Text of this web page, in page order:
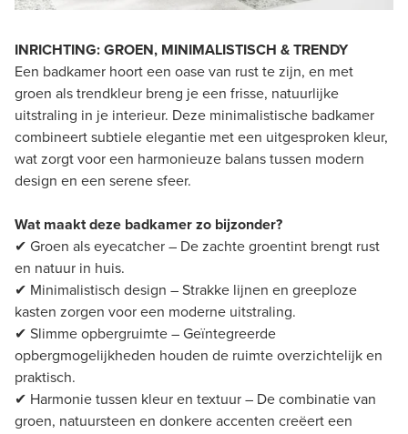
INRICHTING: GROEN, MINIMALISTISCH & TRENDY
Een badkamer hoort een oase van rust te zijn, en met
groen als trendkleur breng je een frisse, natuurlijke
uitstraling in je interieur. Deze minimalistische badkamer
combineert subtiele elegantie met een uitgesproken kleur,
wat zorgt voor een harmonieuze balans tussen modern
design en een serene sfeer.
Wat maakt deze badkamer zo bijzonder?
✔ Groen als eyecatcher – De zachte groentint brengt rust
en natuur in huis.
✔ Minimalistisch design – Strakke lijnen en greeploze
kasten zorgen voor een moderne uitstraling.
✔ Slimme opbergruimte – Geïntegreerde
opbergmogelijkheden houden de ruimte overzichtelijk en
praktisch.
✔ Harmonie tussen kleur en textuur – De combinatie van
groen, natuursteen en donkere accenten creëert een